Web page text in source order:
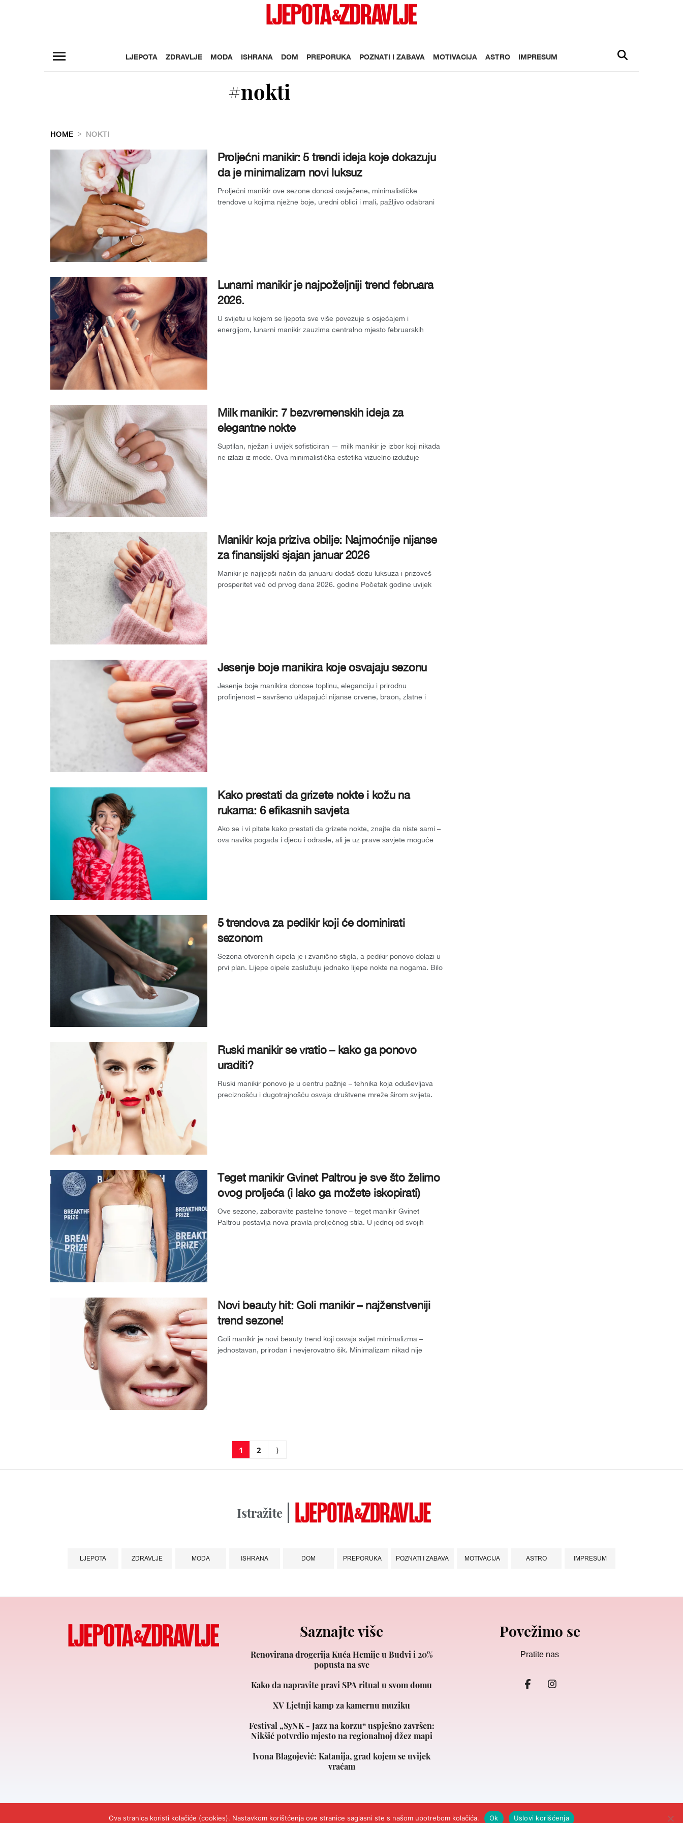
LJEPOTA ZDRAVLJE MODA ISHRANA DOM PREPORUKA POZNATI I ZABAVA MOTIVACIJA ASTRO IMPRESUM
#nokti
HOME NOKTI
Proljećni manikir: 5 trendi ideja koje dokazuju
da je minimalizam novi luksuz
Proljećni manikir ove sezone donosi osvježene, minimalističke
trendove u kojima nježne boje, uredni oblici i mali, pažljivo odabrani
Lunarni manikir je najpoželjniji trend februara
2026.
U svijetu u kojem se ljepota sve više povezuje s osjećajem i
energijom, lunarni manikir zauzima centralno mjesto februarskih
Milk manikir: 7 bezvremenskih ideja za
elegantne nokte
Suptilan, nježan i uvijek sofisticiran — milk manikir je izbor koji nikada
ne izlazi iz mode. Ova minimalistička estetika vizuelno izdužuje
Manikir koja priziva obilje: Najmoćnije nijanse
za finansijski sjajan januar 2026
Manikir je najljepši način da januaru dodaš dozu luksuza i prizoveš
prosperitet već od prvog dana 2026. godine Početak godine uvijek
Jesenje boje manikira koje osvajaju sezonu
Jesenje boje manikira donose toplinu, eleganciju i prirodnu
profinjenost – savršeno uklapajući nijanse crvene, braon, zlatne i
Kako prestati da grizete nokte i kožu na
rukama: 6 efikasnih savjeta
Ako se i vi pitate kako prestati da grizete nokte, znajte da niste sami –
ova navika pogađa i djecu i odrasle, ali je uz prave savjete moguće
5 trendova za pedikir koji će dominirati
sezonom
Sezona otvorenih cipela je i zvanično stigla, a pedikir ponovo dolazi u
prvi plan. Lijepe cipele zaslužuju jednako lijepe nokte na nogama. Bilo
Ruski manikir se vratio – kako ga ponovo
uraditi?
Ruski manikir ponovo je u centru pažnje – tehnika koja oduševljava
preciznošću i dugotrajnošću osvaja društvene mreže širom svijeta.
Teget manikir Gvinet Paltrou je sve što želimo
ovog proljeća (i lako ga možete iskopirati)
Ove sezone, zaboravite pastelne tonove – teget manikir Gvinet
Paltrou postavlja nova pravila proljećnog stila. U jednoj od svojih
Novi beauty hit: Goli manikir – najženstveniji
trend sezone!
Goli manikir je novi beauty trend koji osvaja svijet minimalizma –
jednostavan, prirodan i nevjerovatno šik. Minimalizam nikad nije
1 2 ⟩
Istražite
LJEPOTA ZDRAVLJE MODA ISHRANA DOM PREPORUKA POZNATI I ZABAVA MOTIVACIJA ASTRO IMPRESUM
Saznajte više
Renovirana drogerija Kuća Hemije u Budvi i 20%
popusta na sve
Kako da napravite pravi SPA ritual u svom domu
XV Ljetnji kamp za kamernu muziku
Festival „SyNK - Jazz na korzu“ uspješno završen:
Nikšić potvrdio mjesto na regionalnoj džez mapi
Ivona Blagojević: Katanija, grad kojem se uvijek
vraćam
Povežimo se
Pratite nas
© 2026Ljepota&Zdravlje Crna Gora. Design and DevelopmentCubes. Impresum Marketing Kontakt Odricanje odgovornosti
Ova stranica koristi kolačiće (cookies). Nastavkom korištćenja ove stranice saglasni ste s našom upotrebom kolačića. Ok Uslovi korišćenja